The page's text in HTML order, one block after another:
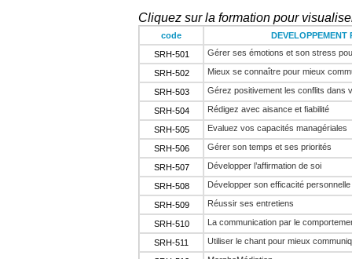
Cliquez sur la formation pour
code
DEVELOPPEMENT
SRH-501
Gérer ses émotions et son stress
SRH-502 Mieux se connaître pour mieux
SRH-503 Gérez positivement les conflits dans
SRH-504 Rédigez avec aisance et fiabilité
SRH-505 Evaluez vos capacités managériales
SRH-506 Gérer son temps et ses priorités
SRH-507 Développer l’affirmation de soi
SRH-508 Développer son efficacité personnelle
SRH-509 Réussir ses entretiens
SRH-510 La communication par le
SRH-511 Utiliser le chant pour mieux